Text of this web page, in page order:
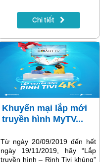
có thể truy cập hệ thống quản
lý mọi lúc mọi nơi, chỉ cần
Internet.
Chi tiết
Khuyến mại lắp mới
truyền hình MyTV...
Từ ngày 20/09/2019 đến hết
ngày 19/11/2019, hãy “Lắp
truyền hình – Rinh Tivi khủng”